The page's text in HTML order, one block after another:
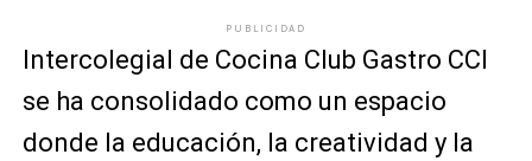
PUBLICIDAD
Intercolegial de Cocina Club Gastro CCI
se ha consolidado como un espacio
donde la educación, la creatividad y la